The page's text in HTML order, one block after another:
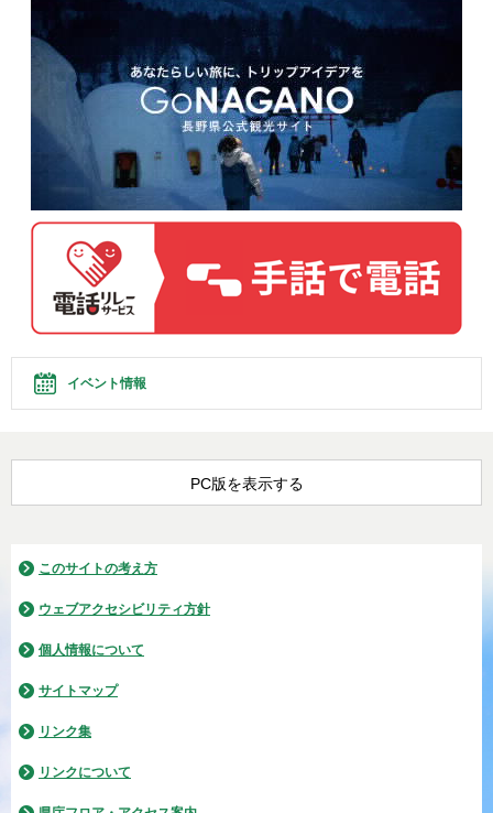
イベント情報
PC版を表示する
このサイトの考え方
ウェブアクセシビリティ方針
個人情報について
サイトマップ
リンク集
リンクについて